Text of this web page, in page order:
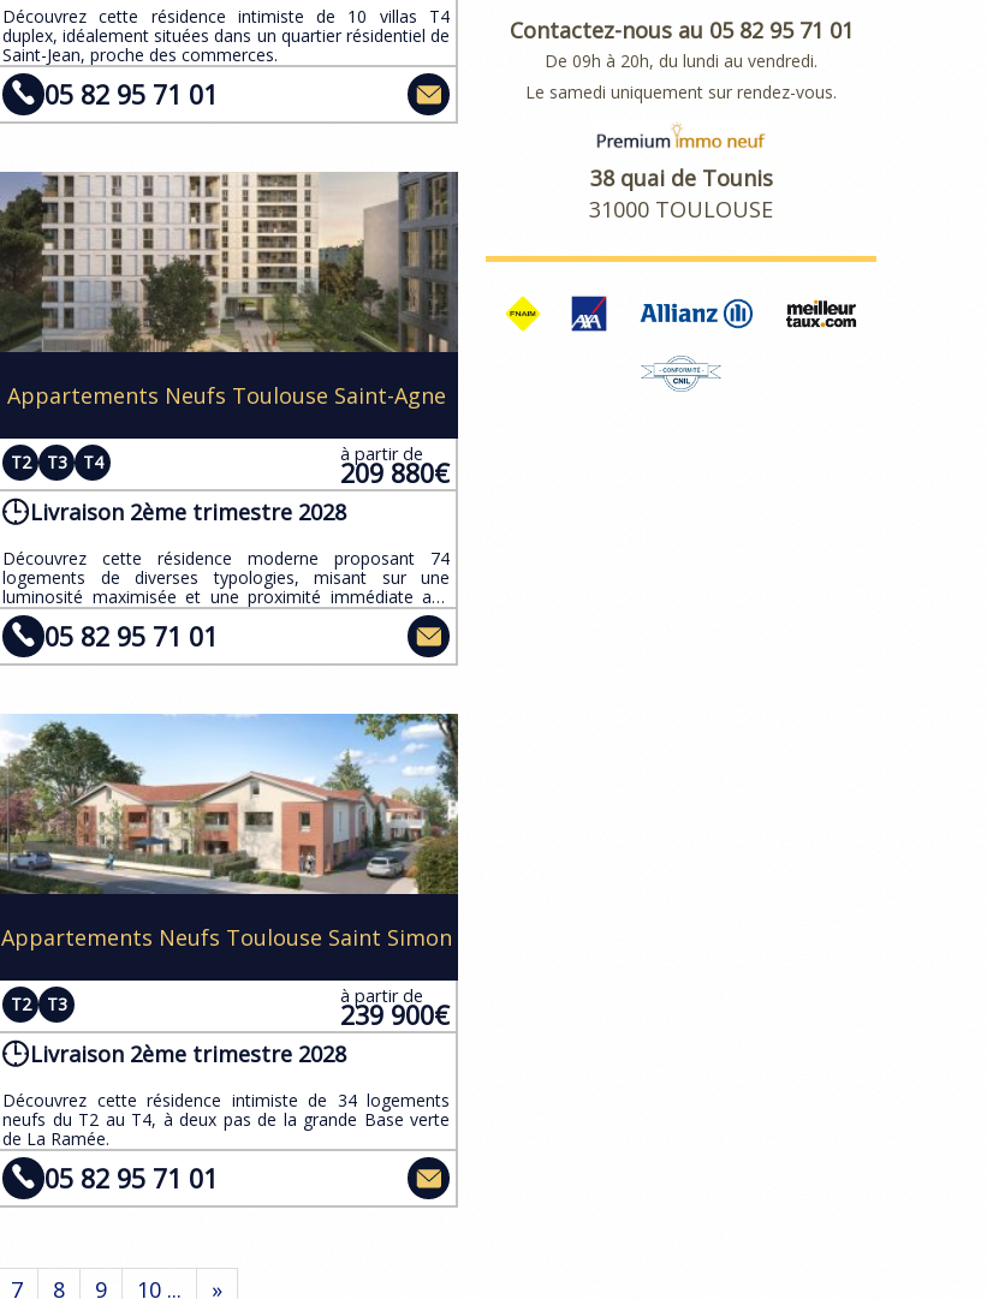
​Découvrez cette résidence intimiste de 10 villas T4
duplex, idéalement situées dans un quartier résidentiel de
Saint-Jean, proche des commerces.
05 82 95 71 01
Appartements Neufs Toulouse Saint-Agne
T2 T3 T4 à partir de
209 880€
Livraison 2ème trimestre 2028
​Découvrez cette résidence moderne proposant 74
logements de diverses typologies, misant sur une
luminosité maximisée et une proximité immédiate aux
transports.
05 82 95 71 01
Appartements Neufs Toulouse Saint Simon
T2 T3 à partir de
239 900€
Livraison 2ème trimestre 2028
​​Découvrez cette résidence intimiste de 34 logements
neufs du T2 au T4, à deux pas de la grande Base verte
de La Ramée.
05 82 95 71 01
7 8 9 10 ... »
Contactez-nous au 05 82 95 71 01
De 09h à 20h, du lundi au vendredi.
Le samedi uniquement sur rendez-vous.
38 quai de Tounis
31000 TOULOUSE